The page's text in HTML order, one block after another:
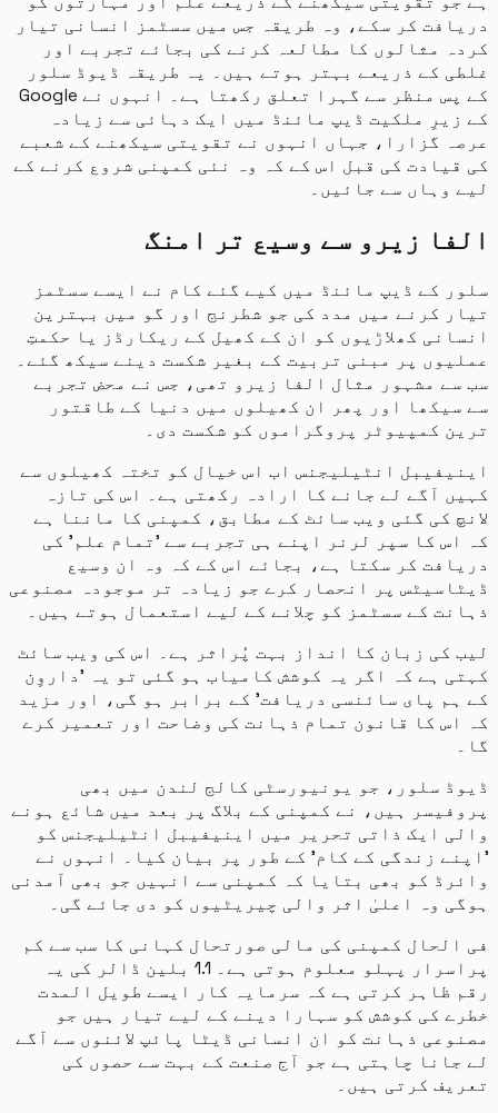
کر سکے، وہ طریقہ جس میں سسٹمز انسانی تیار
مثالوں کا مطالعہ کرنے کی بجائے تجربے اور
کے ذریعے بہتر ہوتے ہیں۔ یہ طریقہ ڈیوڈ سلور
کے پس منظر سے گہرا تعلق رکھتا ہے۔ انہوں نے Google
ملکیت ڈیپ مائنڈ میں ایک دہائی سے زیادہ
گزارا، جہاں انہوں نے تقویتی سیکھنے کے شعبے
کی قبل اس کے کہ وہ نئی کمپنی شروع کرنے کے
وہاں سے جائیں۔
زیرو سے وسیع تر امنگ
کے ڈیپ مائنڈ میں کیے گئے کام نے ایسے سسٹمز
کرنے میں مدد کی جو شطرنج اور گو میں بہترین
کھلاڑیوں کو ان کے کھیل کے ریکارڈز یا حکمتِ
پر مبنی تربیت کے بغیر شکست دینے سیکھ گئے۔
مشہور مثال الفا زیرو تھی، جس نے محض تجربے
اور پھر ان کھیلوں میں دنیا کے طاقتور
کمپیوٹر پروگراموں کو شکست دی۔
انٹیلیجنس اب اس خیال کو تختہ کھیلوں سے
آگے لے جانے کا ارادہ رکھتی ہے۔ اس کی تازہ
کی گئی ویب سائٹ کے مطابق، کمپنی کا ماننا ہے
کا سپر لرنر اپنے ہی تجربے سے 'تمام علم' کی
کر سکتا ہے، بجائے اس کے کہ وہ ان وسیع
پر انحصار کرے جو زیادہ تر موجودہ مصنوعی
کے سسٹمز کو چلانے کے لیے استعمال ہوتے ہیں۔
کی زبان کا انداز بہت پُراثر ہے۔ اس کی ویب سائٹ
ہے کہ اگر یہ کوشش کامیاب ہو گئی تو یہ 'داروِن
پای سائنسی دریافت' کے برابر ہو گی، اور مزید
کا قانون تمام ذہانت کی وضاحت اور تعمیر کرے
سلور، جو یونیورسٹی کالج لندن میں بھی
ہیں، نے کمپنی کے بلاگ پر بعد میں شائع ہونے
ایک ذاتی تحریر میں اینیفیبل انٹیلیجنس کو
زندگی کے کام' کے طور پر بیان کیا۔ انہوں نے
کو بھی بتایا کہ کمپنی سے انہیں جو بھی آمدنی
وہ اعلیٰ اثر والی چیریٹیوں کو دی جائے گی۔
کمپنی کی مالی صورتحال کہانی کا سب سے کم
پراسرار پہلو معلوم ہوتی ہے۔ 1.1 بلین ڈالر کی یہ
ظاہر کرتی ہے کہ سرمایہ کار ایسے طویل المدت
کی کوشش کو سہارا دینے کے لیے تیار ہیں جو
ذہانت کو ان انسانی ڈیٹا پائپ لائنوں سے آگے
چاہتی ہے جو آج صنعت کے بہت سے حصوں کی
کرتی ہیں۔